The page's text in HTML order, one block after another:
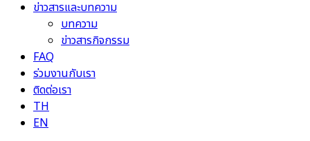
ข่าวสารและบทความ
บทความ
ข่าวสารกิจกรรม
FAQ
ร่วมงานกับเรา
ติดต่อเรา
TH
EN